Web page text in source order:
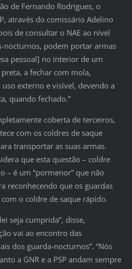
de Fernando Rodrigues, o
através do comissário Adelino
de consultar o NAE ao nível
nocturnos, podem portar armas
pessoal] no interior de um
a fechar com mola,
externo e visível, devendo a
quando fechado.”
coberta de terceiros,
com os coldres de saque
transportar as suas armas.
que esta questão – coldre
– é um “pormenor” que não
reconhecendo que os guardas
o coldre de saque rápido.
seja cumprida”, disse,
vai ao encontro das
dos guarda-nocturnos”. “Nós
a GNR e a PSP andam sempre